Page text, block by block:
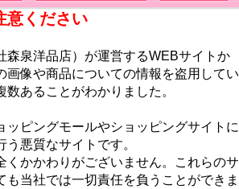
意ください
森泉洋品店）が運営するWEBサイトか
画像や商品についての情報を盗用してい
数あることがわかりました。
ッピングモールやショッピングサイトに
悪質なサイトです。
くかかわりがございません。これらのサ
も当社では一切責任を負うことができま